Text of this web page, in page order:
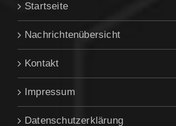
Startseite
Nachrichtenübersicht
Kontakt
Impressum
Datenschutzerklärung